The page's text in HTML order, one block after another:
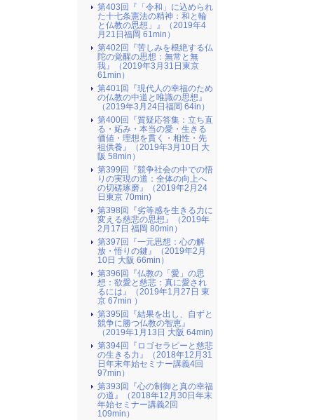
第403回『「令和」に込められ
た十七条憲法の精神：和と輪
と仏教の思想」』（2019年4
月21日福岡 61min）
第402回『苦しみを根絶する仏
陀の覚醒の思想：無常と無
我』（2019年3月31日東京
61min）
第401回『現代人の幸福のため
の仏教の中道と唯識の思想』
（2019年3月24日福岡 64in）
第400回『質疑応答集：立ち直
る・妬み・本当の愛・生きる
価値・理想を貫く・相性・先
祖供養』（2019年3月10日 大
阪 58min）
第399回『競争社会の中での悟
りの実現の道：全体の向上へ
の切磋琢磨』（2019年2月24
日東京 70min)
第398回『劣等感を生きる力に
変える慈悲の思想』（2019年
2月17日 福岡 80min）
第397回『一元思想：心の解
放・悟りの鍵』（2019年2月
10日 大阪 66min）
第396回『仏教の「愛」の思
想：欲愛と慈悲：真に愛され
るには』（2019年1月27日 東
京 67min ）
第395回『結果を出し、自ずと
競争に勝つ仏教の智恵』
（2019年1月13日 大阪 64min)
第394回『ロゴセラピーと慈悲
の生きる力』（2018年12月31
日年末年始セミナー講義4回
97min）
第393回『心の制御と真の幸福
の道』（2018年12月30日年末
年始セミナー講義2回
109min）